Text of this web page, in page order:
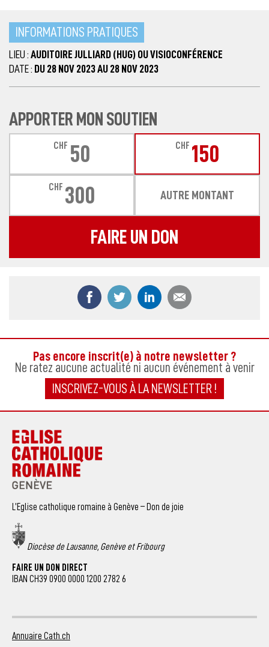
INFORMATIONS PRATIQUES
LIEU : AUDITOIRE JULLIARD (HUG) OU VISIOCONFÉRENCE
DATE : DU 28 NOV 2023 AU 28 NOV 2023
APPORTER MON SOUTIEN
CHF 50 CHF 150
CHF 300 AUTRE MONTANT
FAIRE UN DON
Partager ce contenu sur Facebook
Partager ce contenu sur Twitter
Partager ce contenu
Pas encore inscrit(e) à notre newsletter ?
Ne ratez aucune actualité ni aucun événement à venir
INSCRIVEZ-VOUS À LA NEWSLETTER !
L’Eglise catholique romaine à Genève – Don de joie
Diocèse de Lausanne, Genève et Fribourg
FAIRE UN DON DIRECT
IBAN CH39 0900 0000 1200 2782 6
Annuaire Cath.ch